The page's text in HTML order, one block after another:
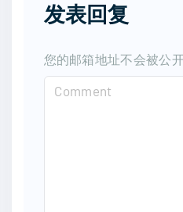
发表回复
您的邮箱地址不会被公开